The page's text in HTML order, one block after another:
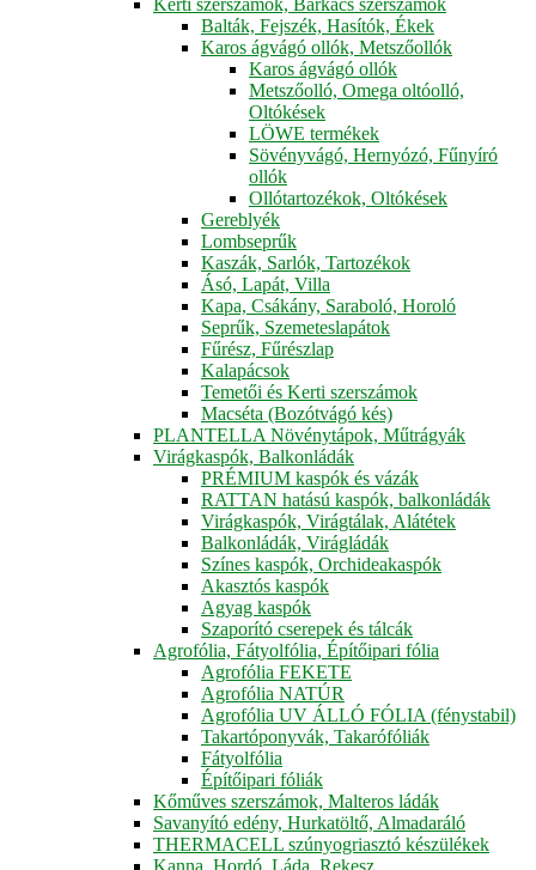
Balták, Fejszék, Hasítók, Ékek
Karos ágvágó ollók, Metszőollók
Karos ágvágó ollók
Metszőolló, Omega oltóolló,
Oltókések
LÖWE termékek
Sövényvágó, Hernyózó, Fűnyíró
ollók
Ollótartozékok, Oltókések
Gereblyék
Lombseprűk
Kaszák, Sarlók, Tartozékok
Ásó, Lapát, Villa
Kapa, Csákány, Saraboló, Horoló
Seprűk, Szemeteslapátok
Fűrész, Fűrészlap
Kalapácsok
Temetői és Kerti szerszámok
Macséta (Bozótvágó kés)
PLANTELLA Növénytápok, Műtrágyák
Virágkaspók, Balkonládák
PRÉMIUM kaspók és vázák
RATTAN hatású kaspók, balkonládák
Virágkaspók, Virágtálak, Alátétek
Balkonládák, Virágládák
Színes kaspók, Orchideakaspók
Akasztós kaspók
Agyag kaspók
Szaporító cserepek és tálcák
Agrofólia, Fátyolfólia, Építőipari fólia
Agrofólia FEKETE
Agrofólia NATÚR
Agrofólia UV ÁLLÓ FÓLIA (fénystabil)
Takartóponyvák, Takarófóliák
Fátyolfólia
Építőipari fóliák
Kőműves szerszámok, Malteros ládák
Savanyító edény, Hurkatöltő, Almadaráló
THERMACELL szúnyogriasztó készülékek
Kanna, Hordó, Láda, Rekesz